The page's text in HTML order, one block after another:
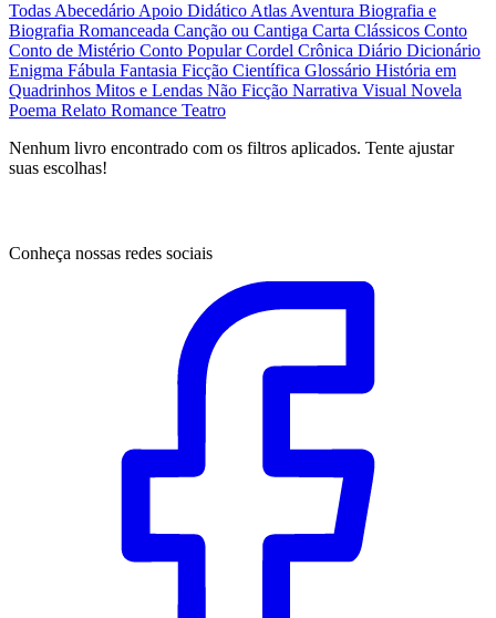
TodasAbecedárioApoio DidáticoAtlasAventura Biografia e
Biografia Romanceada Canção ou Cantiga Carta Clássicos Conto
Conto de Mistério Conto PopularCordel Crônica Diário Dicionário
Enigma Fábula Fantasia Ficção Científica Glossário História em
Quadrinhos Mitos e Lendas Não Ficção Narrativa Visual Novela
Poema Relato Romance Teatro
Nenhum livro encontrado com os filtros aplicados. Tente ajustar
suas escolhas!
Conheça nossas redes sociais